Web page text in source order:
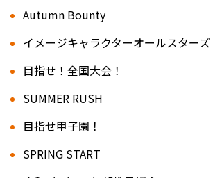
Autumn Bounty
イメージキャラクターオールスターズ
目指せ！全国大会！
SUMMER RUSH
目指せ甲子園！
SPRING START